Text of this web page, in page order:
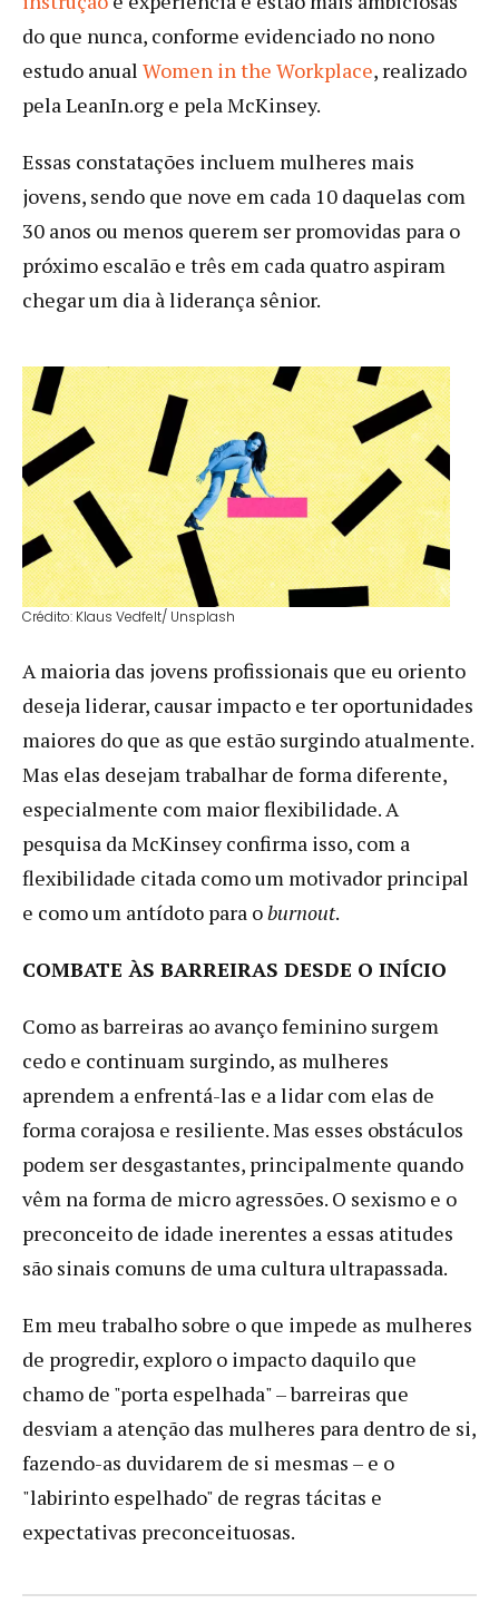
do que nunca, conforme evidenciado no nono
estudo anual Women in the Workplace, realizado
pela LeanIn.org e pela McKinsey.
Essas constatações incluem mulheres mais
jovens, sendo que nove em cada 10 daquelas com
30 anos ou menos querem ser promovidas para o
próximo escalão e três em cada quatro aspiram
chegar um dia à liderança sênior.
Crédito: Klaus Vedfelt/ Unsplash
A maioria das jovens profissionais que eu oriento
deseja liderar, causar impacto e ter oportunidades
maiores do que as que estão surgindo atualmente.
Mas elas desejam trabalhar de forma diferente,
especialmente com maior flexibilidade. A
pesquisa da McKinsey confirma isso, com a
flexibilidade citada como um motivador principal
e como um antídoto para oburnout.
COMBATE ÀS BARREIRAS DESDE O INÍCIO
Como as barreiras ao avanço feminino surgem
cedo e continuam surgindo, as mulheres
aprendem a enfrentá-las e a lidar com elas de
forma corajosa e resiliente. Mas esses obstáculos
podem ser desgastantes, principalmente quando
vêm na forma de micro agressões. O sexismo e o
preconceito de idade inerentes a essas atitudes
são sinais comuns de uma cultura ultrapassada.
Em meu trabalho sobre o que impede as mulheres
de progredir, exploro o impacto daquilo que
chamo de "porta espelhada" – barreiras que
desviam a atenção das mulheres para dentro de si,
fazendo-as duvidarem de si mesmas – e o
"labirinto espelhado" de regras tácitas e
expectativas preconceituosas.